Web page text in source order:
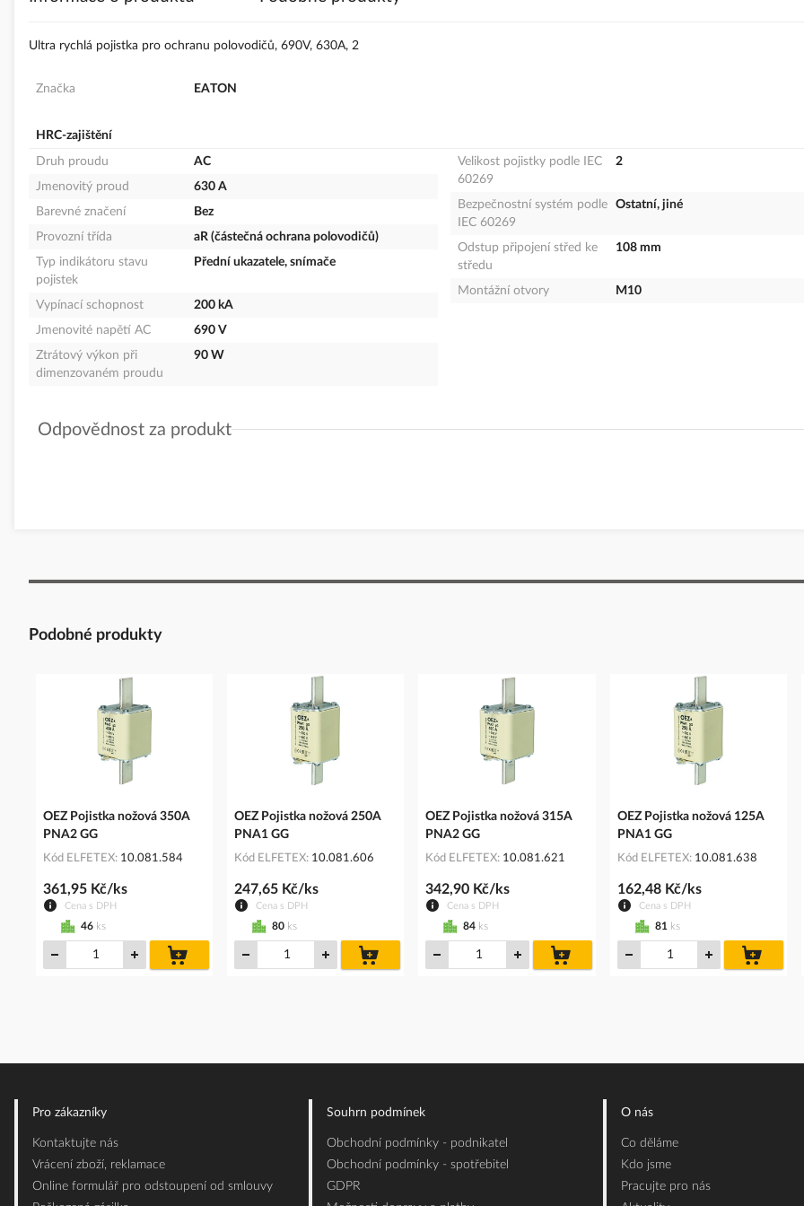
Ultra rychlá pojistka pro ochranu polovodičů, 690V, 630A, 2
Značka EATON
HRC-zajištění
Druh proudu
AC
Jmenovitý proud
630 A
Barevné značení
Bez
Provozní třída
aR (částečná ochrana polovodičů)
Typ indikátoru stavu
pojistek
Přední ukazatele, snímače
Vypínací schopnost
200 kA
Jmenovité napětí AC
690 V
Ztrátový výkon při
dimenzovaném proudu
90 W
Velikost pojistky podle IEC
60269
2
Bezpečnostní systém podle
IEC 60269
Ostatní, jiné
Odstup připojení střed ke
středu
108 mm
Montážní otvory M10
GPSR Details
Odpovědnost za produkt
Podobné produkty
OEZ Pojistka nožová 350A
PNA2 GG
Kód ELFETEX 10.081.584
Cena s DPH
361,95 Kč/ks
46 ks
košíku
OEZ Pojistka nožová 250A
PNA1 GG
Kód ELFETEX 10.081.606
Cena s DPH
247,65 Kč/ks
80 ks
košíku
OEZ Pojistka nožová 315A
PNA2 GG
Kód ELFETEX 10.081.621
Cena s DPH
342,90 Kč/ks
84 ks
košíku
OEZ Pojistka nožová 125A
PNA1 GG
Kód ELFETEX 10.081.638
Cena s DPH
162,48 Kč/ks
81 ks
košíku
Pro zákazníky
Kontaktujte nás
Vrácení zboží, reklamace
Online formulář pro odstoupení od smlouvy
Souhrn podmínek
Obchodní podmínky - podnikatel
Obchodní podmínky - spotřebitel
GDPR
O nás
Co děláme
Kdo jsme
Pracujte pro nás